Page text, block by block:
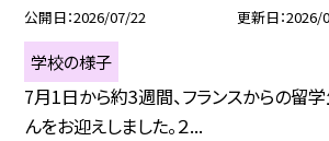
公開日 2026/07/22 更新日 2026/
学校の様子
7月1日から約3週間、フランスからの留
んをお迎えしました。２...